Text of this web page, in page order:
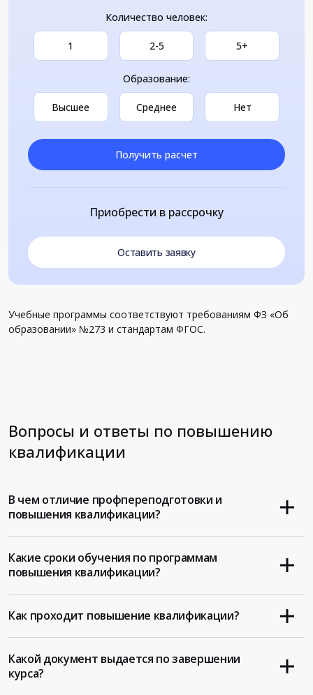
Количество человек:
1 2-5 5+
Образование:
Высшее Среднее Нет
Получить расчет
Приобрести в рассрочку
Оставить заявку
Учебные программы соответствуют требованиям ФЗ «Об
образовании» №273 и стандартам ФГОС.
Вопросы и ответы по повышению
квалификации
В чем отличие профпереподготовки и
повышения квалификации?
Какие сроки обучения по программам
повышения квалификации?
Как проходит повышение квалификации?
Какой документ выдается по завершении
курса?